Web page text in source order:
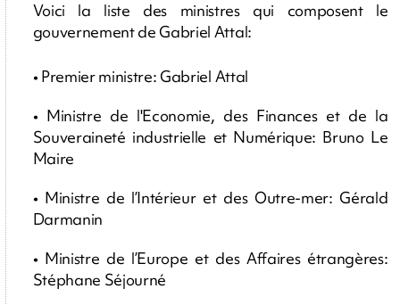
Voici la liste des ministres qui composent le
gouvernement de Gabriel Attal:
• Premier ministre: Gabriel Attal
• Ministre de l'Economie, des Finances et de la
Souveraineté industrielle et Numérique: Bruno Le
Maire
• Ministre de l’Intérieur et des Outre-mer: Gérald
Darmanin
• Ministre de l’Europe et des Affaires étrangères:
Stéphane Séjourné